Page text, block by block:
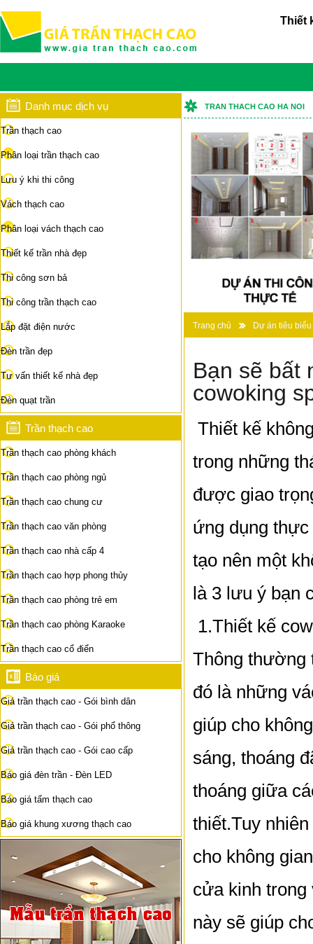
Thiết
Danh mục dịch vụ
Trần thạch cao
Phân loại trần thạch cao
Lưu ý khi thi công
Vách thạch cao
Phân loại vách thạch cao
Thiết kế trần nhà đẹp
Thi công sơn bả
Thi công trần thạch cao
Lắp đặt điện nước
Đèn trần đẹp
Tư vấn thiết kế nhà đẹp
Đèn quạt trần
Trần thạch cao
Trần thạch cao phòng khách
Trần thạch cao phòng ngủ
Trần thạch cao chung cư
Trần thạch cao văn phòng
Trần thạch cao nhà cấp 4
Trần thạch cao hợp phong thủy
Trần thạch cao phòng trẻ em
Trần thạch cao phòng Karaoke
Trần thạch cao cổ điển
Báo giá
Giá trần thạch cao - Gói bình dân
Giá trần thạch cao - Gói phổ thông
Giá trần thạch cao - Gói cao cấp
Báo giá đèn trần - Đèn LED
Báo giá tấm thạch cao
Báo giá khung xương thạch cao
TRAN THACH CAO HA NOI
Trang chủ Dự án tiêu biểu
Bạn sẽ bất
cowoking
Thiết kế
trong những
được giao
ứng dụng thực
tạo nên một
là 3 lưu ý bạn
1.Thiết kế
Thông thường
đó là những
giúp cho
sáng, thoáng
thoáng giữa
thiết.Tuy
cho không
cửa kinh
này sẽ giúp